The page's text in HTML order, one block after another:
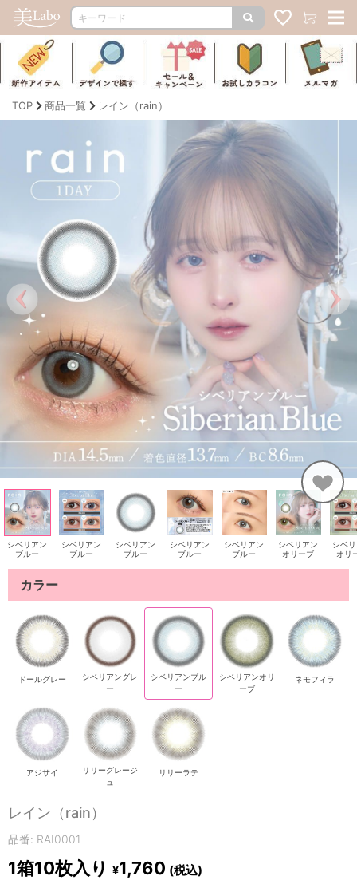
TOP 商品一覧 レイン（rain）
シベリアン
ブルー
シベリアン
ブルー
シベリアン
ブルー
シベリアン
ブルー
シベリアン
ブルー
シベリアン
オリーブ
シベ
オリ
カラー
ドールグレー
シベリアングレ
ー
シベリアンブル
ー
シベリアンオリ
ーブ
ネモフィラ
アジサイ
リリーグレージ
ュ
リリーラテ
レイン（rain）
品番: RAI0001
1箱10枚入り ¥1,760 (税込)